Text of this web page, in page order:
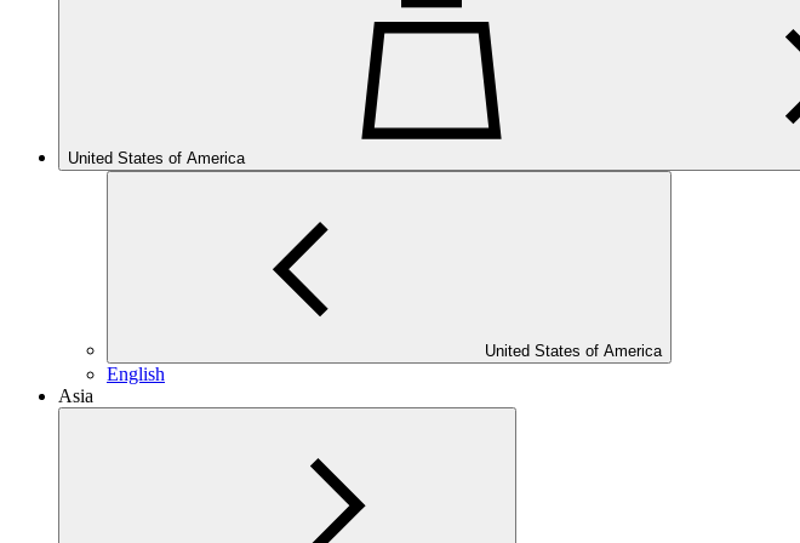
United States of America
United States of America
English
Asia